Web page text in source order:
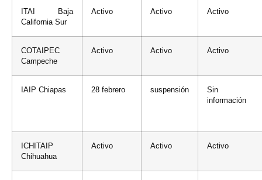
ITAI Baja
California Sur
Activo Activo Activo
COTAIPEC
Campeche
Activo Activo Activo
IAIP Chiapas 28 febrero suspensión
Sin
información
ICHITAIP
Chihuahua
Activo Activo Activo